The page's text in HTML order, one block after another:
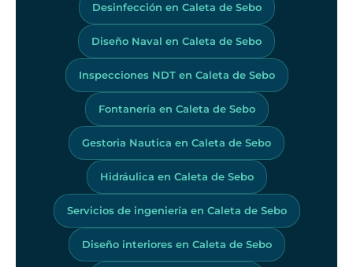
Desinfección en Caleta de Sebo
Diseño Naval en Caleta de Sebo
Inspecciones NDT en Caleta de Sebo
Fontanería en Caleta de Sebo
Gestoria Nautica en Caleta de Sebo
Hidráulica en Caleta de Sebo
Servicios de ingeniería en Caleta de Sebo
Diseño interiores en Caleta de Sebo